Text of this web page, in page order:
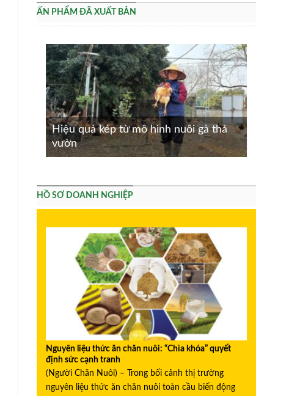
ẤN PHẨM ĐÃ XUẤT BẢN
Hiệu quả kép từ mô hình nuôi gà thả
vườn
HỒ SƠ DOANH NGHIỆP
Nguyên liệu thức ăn chăn nuôi: “Chìa khóa” quyết
định sức cạnh tranh
(Người Chăn Nuôi) – Trong bối cảnh thị trường
nguyên liệu thức ăn chăn nuôi toàn cầu biến động